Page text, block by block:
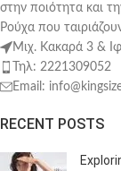
στην ποιότητα και
Ρούχα που
Μιχ. Κακαρά 3 &
Τηλ: 2221309052
Email:
RECENT POSTS